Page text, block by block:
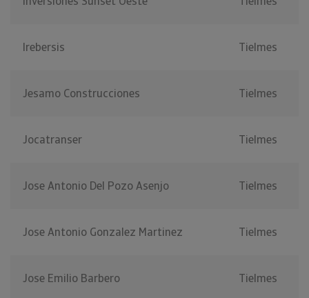
Irebersis Tielmes
Jesamo Construcciones Tielmes
Jocatranser Tielmes
Jose Antonio Del Pozo Asenjo Tielmes
Jose Antonio Gonzalez Martinez Tielmes
Jose Emilio Barbero Tielmes